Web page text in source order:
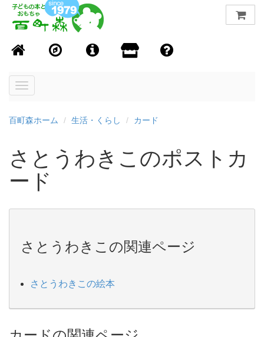
Toggle
百町森ホーム 生活・くらし カード
さとうわきこのポストカ
ード
さとうわきこの関連ページ
さとうわきこの絵本